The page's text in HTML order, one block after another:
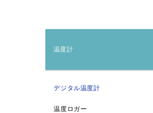
温度計
デジタル温度計
温度ロガー